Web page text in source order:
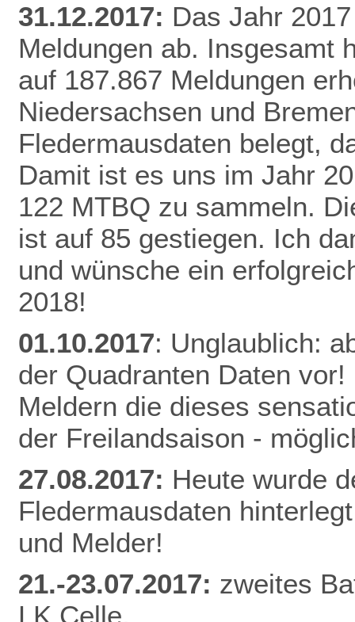
31.12.2017: Das Jahr
Meldungen ab. Insgesamt
auf 187.867 Meldungen
Niedersachsen und
Fledermausdaten belegt,
Damit ist es uns im Jahr
122 MTBQ zu sammeln.
ist auf 85 gestiegen. Ich
und wünsche ein
2018!
01.10.2017: Unglaublich:
der Quadranten Daten
Meldern die dieses
der Freilandsaison -
27.08.2017: Heute wurde
Fledermausdaten
und Melder!
21.-23.07.2017: zweites
LK Celle.